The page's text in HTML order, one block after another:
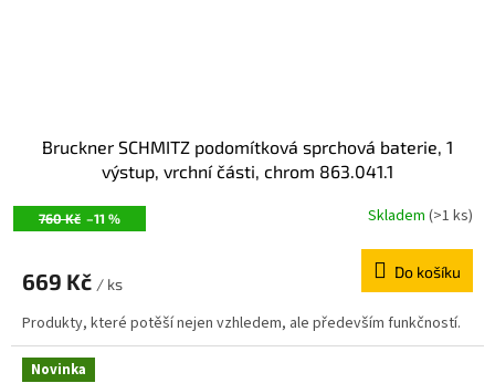
760 Kč –11 %
Bruckner SCHMITZ podomítková sprchová baterie, 1
výstup, vrchní části, chrom 863.041.1
Skladem (>1 ks)
669 Kč / ks
Do košíku
Produkty, které potěší nejen vzhledem, ale především funkčností.
Novinka